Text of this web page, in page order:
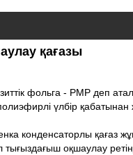
қағазы
фольга - PMP деп
үлбір
конденсаторлы қағаз
тығыздағыш оқшаулау